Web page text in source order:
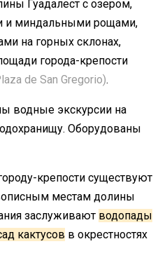
Гуадалест с озером,
и миндальными рощами,
на горных склонах,
города-крепости
de San Gregorio).
водные экскурсии на
Оборудованы
крепости существуют
местам долины
заслуживают водопады
кактусов в окрестностях